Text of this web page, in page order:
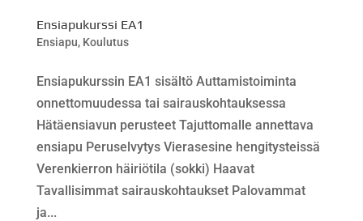
Ensiapukurssi EA1
Ensiapu, Koulutus
Ensiapukurssin EA1 sisältö Auttamistoiminta
onnettomuudessa tai sairauskohtauksessa
Hätäensiavun perusteet Tajuttomalle annettava
ensiapu Peruselvytys Vierasesine hengitysteissä
Verenkierron häiriötila (sokki) Haavat
Tavallisimmat sairauskohtaukset Palovammat
ja...